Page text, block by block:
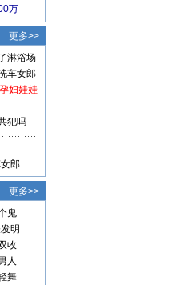
万
更多>>
淋浴场
车女郎
妇娃娃
犯吗
郎
更多>>
鬼
明
收
人
舞